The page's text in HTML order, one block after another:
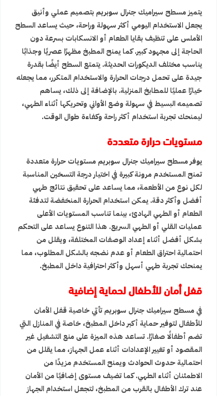
يتميز مسطح سيراميك جنرال سوبريم بتصميم عملي وأنيق
يجعل الاستخدام اليومي أكثر سهولة وراحة، حيث يساعد السطح
الأملس على تنظيف بقايا الطعام أو الانسكابات بسرعة دون
الحاجة إلى مجهود كبير. كما يمنح المطبخ مظهرًا عصريًا وجذابًا
يناسب مختلف الديكورات الحديثة. يتمتع السطح أيضًا بقدرة
جيدة على تحمل درجات الحرارة والاستخدام المتكرر، مما يجعله
خيارًا عمليًا للمطابخ المنزلية. بالإضافة إلى ذلك، يساهم
تصميمه البسيط في سهولة وضع الأواني وتحريكها أثناء الطهي،
ليمنحك تجربة استخدام أكثر راحة وكفاءة طوال الوقت.
مستويات حرارة متعددة
يوفر مسطح سيراميك جنرال سوبريم مستويات حرارة متعددة
تمنح المستخدم مرونة كبيرة في اختيار درجة التسخين المناسبة
لكل نوع من الأطعمة، مما يساعد على تحقيق نتائج طهي
أفضل وأكثر دقة. يمكن استخدام الحرارة المنخفضة لتدفئة
الطعام أو الطهي الهادئ، بينما تناسب المستويات الأعلى
عمليات القلي أو الطهي السريع. هذا التنوع يساعد على التحكم
بشكل أفضل أثناء إعداد الوصفات المختلفة، ويقلل من
احتمالية احتراق الطعام أو عدم نضجه بالشكل المطلوب، مما
يمنحك تجربة طهي أسهل وأكثر احترافية داخل المطبخ.
قفل أمان للأطفال لحماية إضافية
في مسطح سيراميك جنرال سوبريم تأتي خاصية قفل الأمان
للأطفال لتوفير حماية أكبر داخل المطبخ، خاصة في المنازل التي
تضم أطفالًا صغارًا. تساعد هذه الميزة على منع التشغيل غير
المقصود أو تغيير الإعدادات أثناء عمل الجهاز، مما يقلل من
احتمالية حدوث الحوادث ويمنح المستخدم مزيدًا من
الاطمئنان أثناء الطهي. كما تضيف مستوى إضافيًا من الأمان
عند ترك الأطفال بالقرب من المطبخ، لتجعل استخدام الجهاز